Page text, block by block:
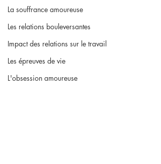
La souffrance amoureuse
Les relations bouleversantes
Impact des relations sur le travail
Les épreuves de vie
L'obsession amoureuse